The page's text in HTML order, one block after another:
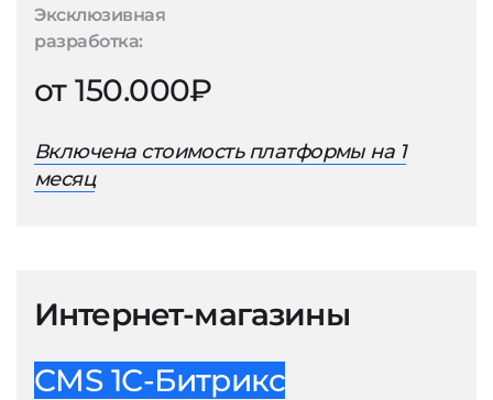
Эксклюзивная
разработка:
от 150.000₽
Включена стоимость платформы на 1
месяц
Интернет-магазины
CMS 1С-Битрикс